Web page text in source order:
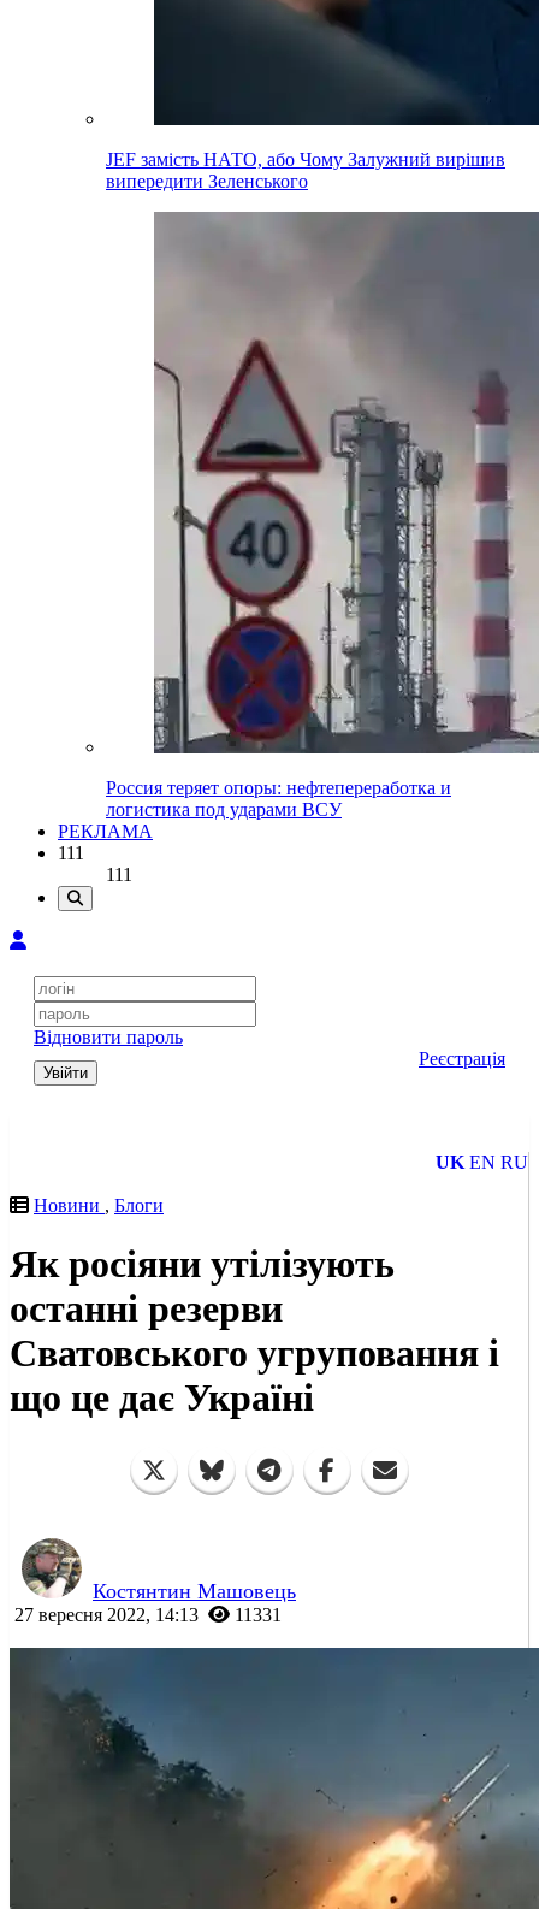
JEF замість НАТО, або Чому Залужний вирішив
випередити Зеленського
Россия теряет опоры: нефтепереработка и
логистика под ударами ВСУ
РЕКЛАМА
111
111
Відновити пароль
Увійти
Реєстрація
UK EN RU
Новини , Блоги
Як росіяни утілізують
останні резерви
Сватовського угруповання і
що це дає Україні
Костянтин Машовець
27 вересня 2022, 14:13 11331